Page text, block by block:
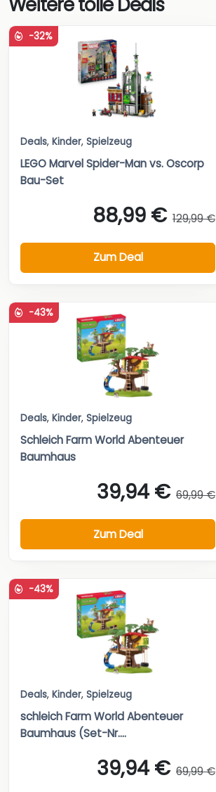
-32%
Deals, Kinder, Spielzeug
LEGO Marvel Spider-Man vs. Oscorp
Bau-Set
88,99 € 129,99 €
Zum Deal
-43%
Deals, Kinder, Spielzeug
Schleich Farm World Abenteuer
Baumhaus
39,94 € 69,99 €
Zum Deal
-43%
Deals, Kinder, Spielzeug
schleich Farm World Abenteuer
Baumhaus (Set-Nr....
39,94 € 69,99 €